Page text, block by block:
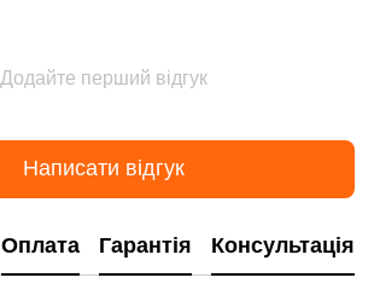
Додайте перший відгук
Написати відгук
Оплата Гарантія Консультація